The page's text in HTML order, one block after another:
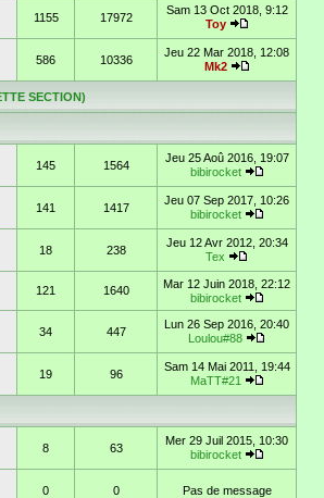
1155 17972
Sam 13 Oct 2018, 9:12
Toy
586 10336
Jeu 22 Mar 2018, 12:08
Mk2
SECTION)
145 1564
Jeu 25 Aoû 2016, 19:07
bibirocket
141 1417
Jeu 07 Sep 2017, 10:26
bibirocket
18 238
Jeu 12 Avr 2012, 20:34
Tex
121 1640
Mar 12 Juin 2018, 22:12
bibirocket
34 447
Lun 26 Sep 2016, 20:40
Loulou#88
19 96
Sam 14 Mai 2011, 19:44
MaTT#21
8 63
Mer 29 Juil 2015, 10:30
bibirocket
0 0 Pas de message